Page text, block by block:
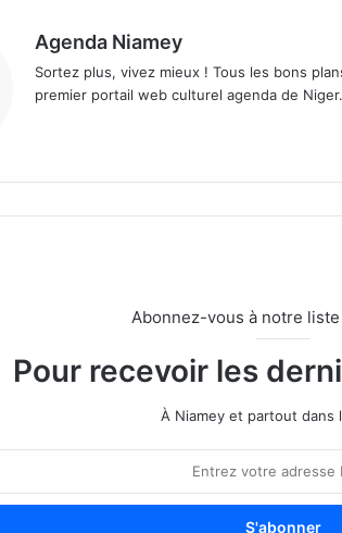
Agenda Niamey
Sortez plus, vivez mieux ! Tous les bons
premier portail web culturel agenda de
Abonnez-vous à notre
Pour recevoir les
À Niamey et partout dans